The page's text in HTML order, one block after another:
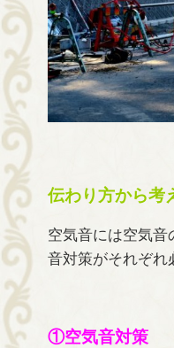
伝わり方から考
空気音には空気音
音対策がそれぞれ
①空気音対策